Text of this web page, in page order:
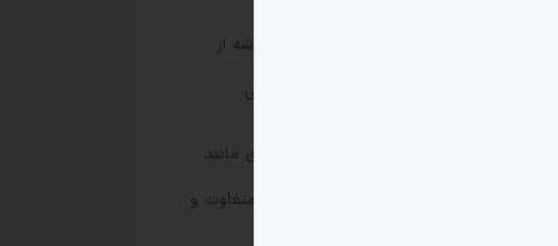
این قالب ارتباط منظم و غیرقابل خدشه‌ از
روایی شامل اتفاقات و حوادث داستانی.
که از فلسفه‌ی هنر نشأت می‌گیرد، عناصری مانند
قرار دارند که با تعریف ساده‌ی اولیه‌ی رمان متفاوت و